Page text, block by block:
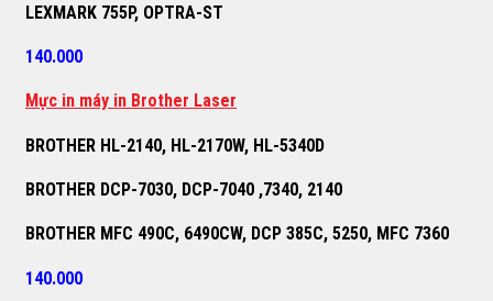
LEXMARK 755P, OPTRA-ST
140.000
Mực in máy in Brother Laser
BROTHER HL-2140, HL-2170W, HL-5340D
BROTHER DCP-7030, DCP-7040 ,7340, 2140
BROTHER MFC 490C, 6490CW, DCP 385C, 5250, MFC 7360
140.000